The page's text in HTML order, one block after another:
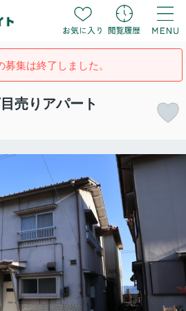
募集は終了しました。
売りアパート